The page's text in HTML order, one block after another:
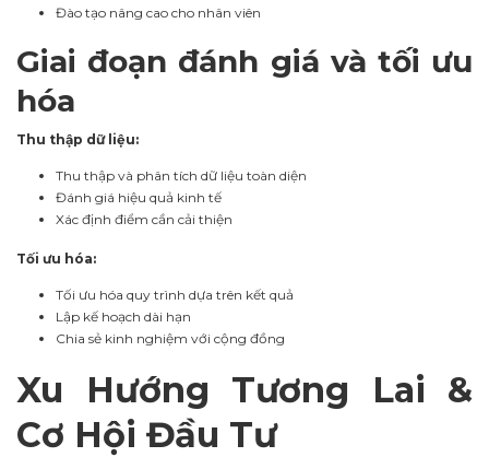
Đào tạo nâng cao cho nhân viên
Giai đoạn đánh giá và tối ưu
hóa
Thu thập dữ liệu:
Thu thập và phân tích dữ liệu toàn diện
Đánh giá hiệu quả kinh tế
Xác định điểm cần cải thiện
Tối ưu hóa:
Tối ưu hóa quy trình dựa trên kết quả
Lập kế hoạch dài hạn
Chia sẻ kinh nghiệm với cộng đồng
Xu Hướng Tương Lai &
Cơ Hội Đầu Tư